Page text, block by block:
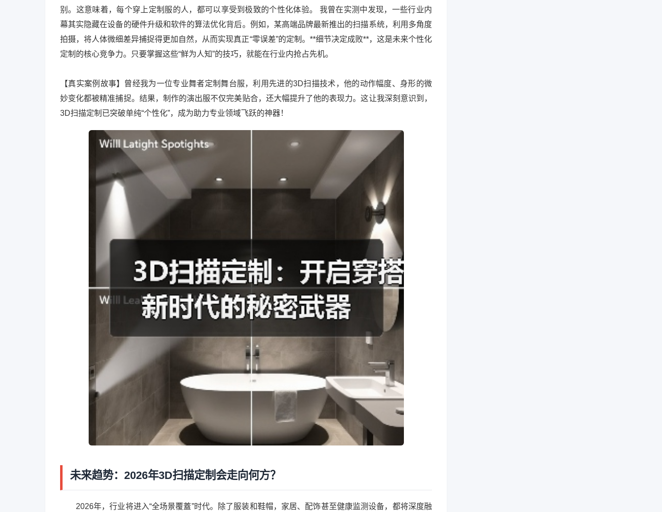
别。这意味着，每个穿上定制服的人，都可以享受到极致的个性化体验。 我曾在实测中发现，一些行业内
幕其实隐藏在设备的硬件升级和软件的算法优化背后。例如，某高端品牌最新推出的扫描系统，利用多角度
拍摄，将人体微细差异捕捉得更加自然，从而实现真正“零误差”的定制。**细节决定成败**，这是未来个性化
定制的核心竞争力。只要掌握这些“鲜为人知”的技巧，就能在行业内抢占先机。
【真实案例故事】曾经我为一位专业舞者定制舞台服，利用先进的3D扫描技术，他的动作幅度、身形的微
妙变化都被精准捕捉。结果，制作的演出服不仅完美贴合，还大幅提升了他的表现力。这让我深刻意识到，
3D扫描定制已突破单纯“个性化”，成为助力专业领域飞跃的神器！
未来趋势：2026年3D扫描定制会走向何方？
2026年，行业将进入“全场景覆蓋”时代。除了服装和鞋帽，家居、配饰甚至健康监测设备，都将深度融